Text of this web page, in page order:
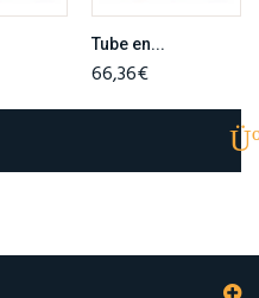
Tube en...
66,36€